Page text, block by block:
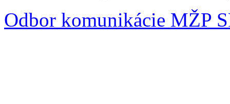
Odbor komunikácie MŽP